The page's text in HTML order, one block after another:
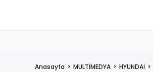
Anasayfa MULTİMEDYA HYUNDAİ